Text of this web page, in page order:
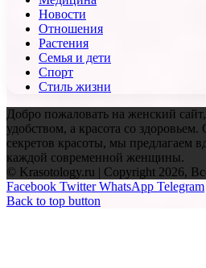
Новости
Отношения
Растения
Семья и дети
Спорт
Стиль жизни
Добро пожаловать на женский сайт,
удобством, а красота со
секретов красоты, мы предлагаем
каждой современной женщины.
© Krasotology.ru | Copyright 2026,
Facebook Twitter WhatsApp Telegram
Back to top button